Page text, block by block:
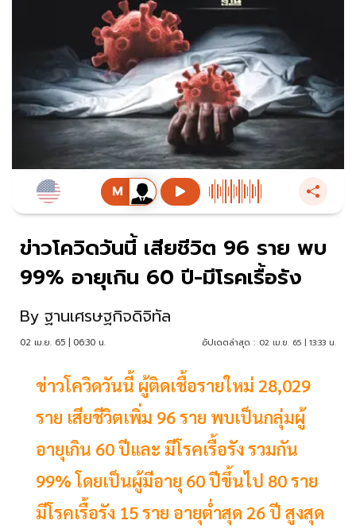
ข่าวโควิดวันนี้ เสียชีวิต 96 ราย พบ
99% อายุเกิน 60 ปี-มีโรคเรื้อรัง
By ฐานเศรษฐกิจดิจิทัล
02 เม.ย. 65 | 06:30 น. อัปเดตล่าสุด : 02 เม.ย. 65 | 13:33 น.
ข่าวโควิดวันนี้ ผู้ติดเชื้อรายใหม่ 28,029
ราย เสียชีวิตเพิ่ม 96 ราย พบเป็นกลุ่มผู้
อายุเกิน 60 ปีและ มีโรคเรื้อรัง รวมกัน
99% โดยเป็นผู้มีอายุ 60 ปีขึ้นไป 80 ราย
มีโรคเรื้อรัง 15 ราย อายุต่ำสุด 26 ปี สูงสุด